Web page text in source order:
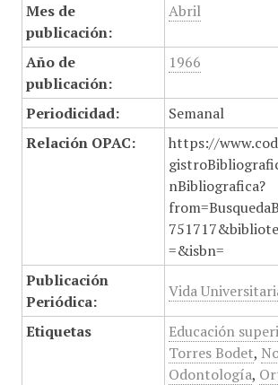
Mes de
publicación:
Abril
Año de
publicación:
1966
Periodicidad:
Semanal
Relación OPAC:
https://
nBibliografica?
=&isbn=
Publicación
Periódica:
Vida
Etiquetas Educación
Torres Bodet,
Odontología,